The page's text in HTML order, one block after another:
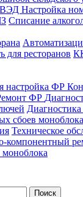
ВЭД Настройка
Списание
для ресторанов
настройка ФР
ФР
сбоев моноблока
Техническое
компонентный